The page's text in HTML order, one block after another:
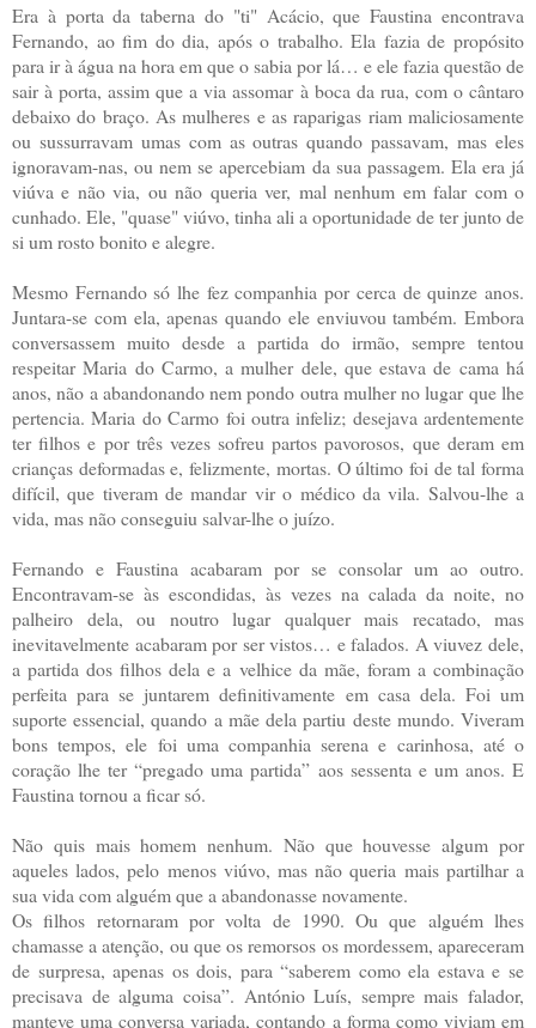
Era à porta da taberna do "ti" Acácio, que Faustina encontrava
Fernando, ao fim do dia, após o trabalho. Ela fazia de propósito
para ir à água na hora em que o sabia por lá… e ele fazia questão de
sair à porta, assim que a via assomar à boca da rua, com o cântaro
debaixo do braço. As mulheres e as raparigas riam maliciosamente
ou sussurravam umas com as outras quando passavam, mas eles
ignoravam-nas, ou nem se apercebiam da sua passagem. Ela era já
viúva e não via, ou não queria ver, mal nenhum em falar com o
cunhado. Ele, "quase" viúvo, tinha ali a oportunidade de ter junto de
si um rosto bonito e alegre.
Mesmo Fernando só lhe fez companhia por cerca de quinze anos.
Juntara-se com ela, apenas quando ele enviuvou também. Embora
conversassem muito desde a partida do irmão, sempre tentou
respeitar Maria do Carmo, a mulher dele, que estava de cama há
anos, não a abandonando nem pondo outra mulher no lugar que lhe
pertencia. Maria do Carmo foi outra infeliz; desejava ardentemente
ter filhos e por três vezes sofreu partos pavorosos, que deram em
crianças deformadas e, felizmente, mortas. O último foi de tal forma
difícil, que tiveram de mandar vir o médico da vila. Salvou-lhe a
vida, mas não conseguiu salvar-lhe o juízo.
Fernando e Faustina acabaram por se consolar um ao outro.
Encontravam-se às escondidas, às vezes na calada da noite, no
palheiro dela, ou noutro lugar qualquer mais recatado, mas
inevitavelmente acabaram por ser vistos… e falados. A viuvez dele,
a partida dos filhos dela e a velhice da mãe, foram a combinação
perfeita para se juntarem definitivamente em casa dela. Foi um
suporte essencial, quando a mãe dela partiu deste mundo. Viveram
bons tempos, ele foi uma companhia serena e carinhosa, até o
coração lhe ter “pregado uma partida” aos sessenta e um anos. E
Faustina tornou a ficar só.
Não quis mais homem nenhum. Não que houvesse algum por
aqueles lados, pelo menos viúvo, mas não queria mais partilhar a
sua vida com alguém que a abandonasse novamente.
Os filhos retornaram por volta de 1990. Ou que alguém lhes
chamasse a atenção, ou que os remorsos os mordessem, apareceram
de surpresa, apenas os dois, para “saberem como ela estava e se
precisava de alguma coisa”. António Luís, sempre mais falador,
manteve uma conversa variada, contando a forma como viviam em